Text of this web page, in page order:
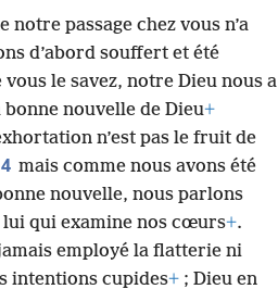
passage chez vous n’a
d’abord souffert et été
vous le savez, notre Dieu nous a
nouvelle de Dieu+
n’est pas le fruit de
4 mais comme nous avons été
nouvelle, nous parlons
lui qui examine nos cœurs+.
employé la flatterie ni
intentions cupides+ ; Dieu en